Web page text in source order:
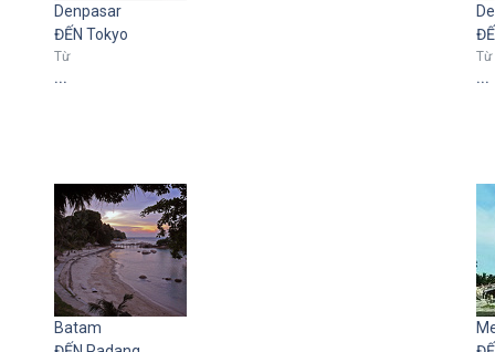
Denpasar
ĐẾN Tokyo
Từ
...
Từ
...
Batam